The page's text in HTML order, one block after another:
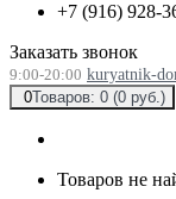
+7 (916) 928-
Заказать звонок
9:00-20:00 kuryatnik-
0Товаров: 0 (0 руб.)
Товаров не